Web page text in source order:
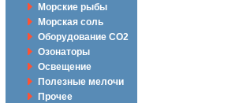
Морские рыбы
Морская соль
Оборудование CO2
Озонаторы
Освещение
Полезные мелочи
Прочее